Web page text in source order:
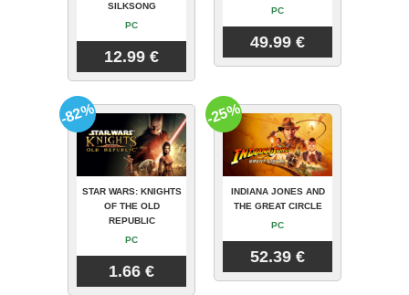
SILKSONG
PC
12.99 €
PC
49.99 €
STAR WARS: KNIGHTS
OF THE OLD
REPUBLIC
PC
1.66 €
-82%
INDIANA JONES AND
THE GREAT CIRCLE
PC
52.39 €
-25%